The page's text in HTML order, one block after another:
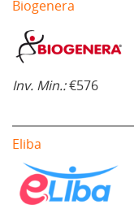
Biogenera
Inv. Min.:€576
Eliba